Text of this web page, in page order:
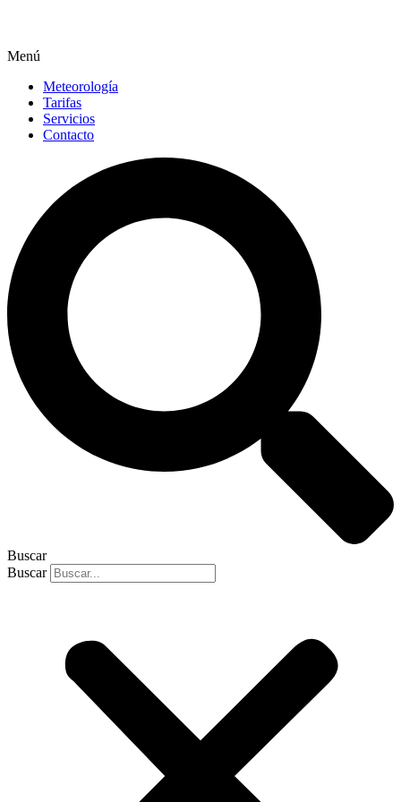
Menú
Meteorología
Tarifas
Servicios
Contacto
Buscar
Buscar